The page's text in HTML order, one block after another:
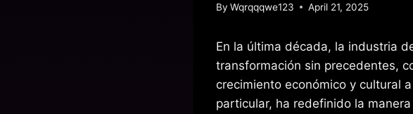
By Wqrqqqwe123 April 21, 2025
En la última década, la industria
transformación sin precedentes,
crecimiento económico y cultural
particular, ha redefinido la